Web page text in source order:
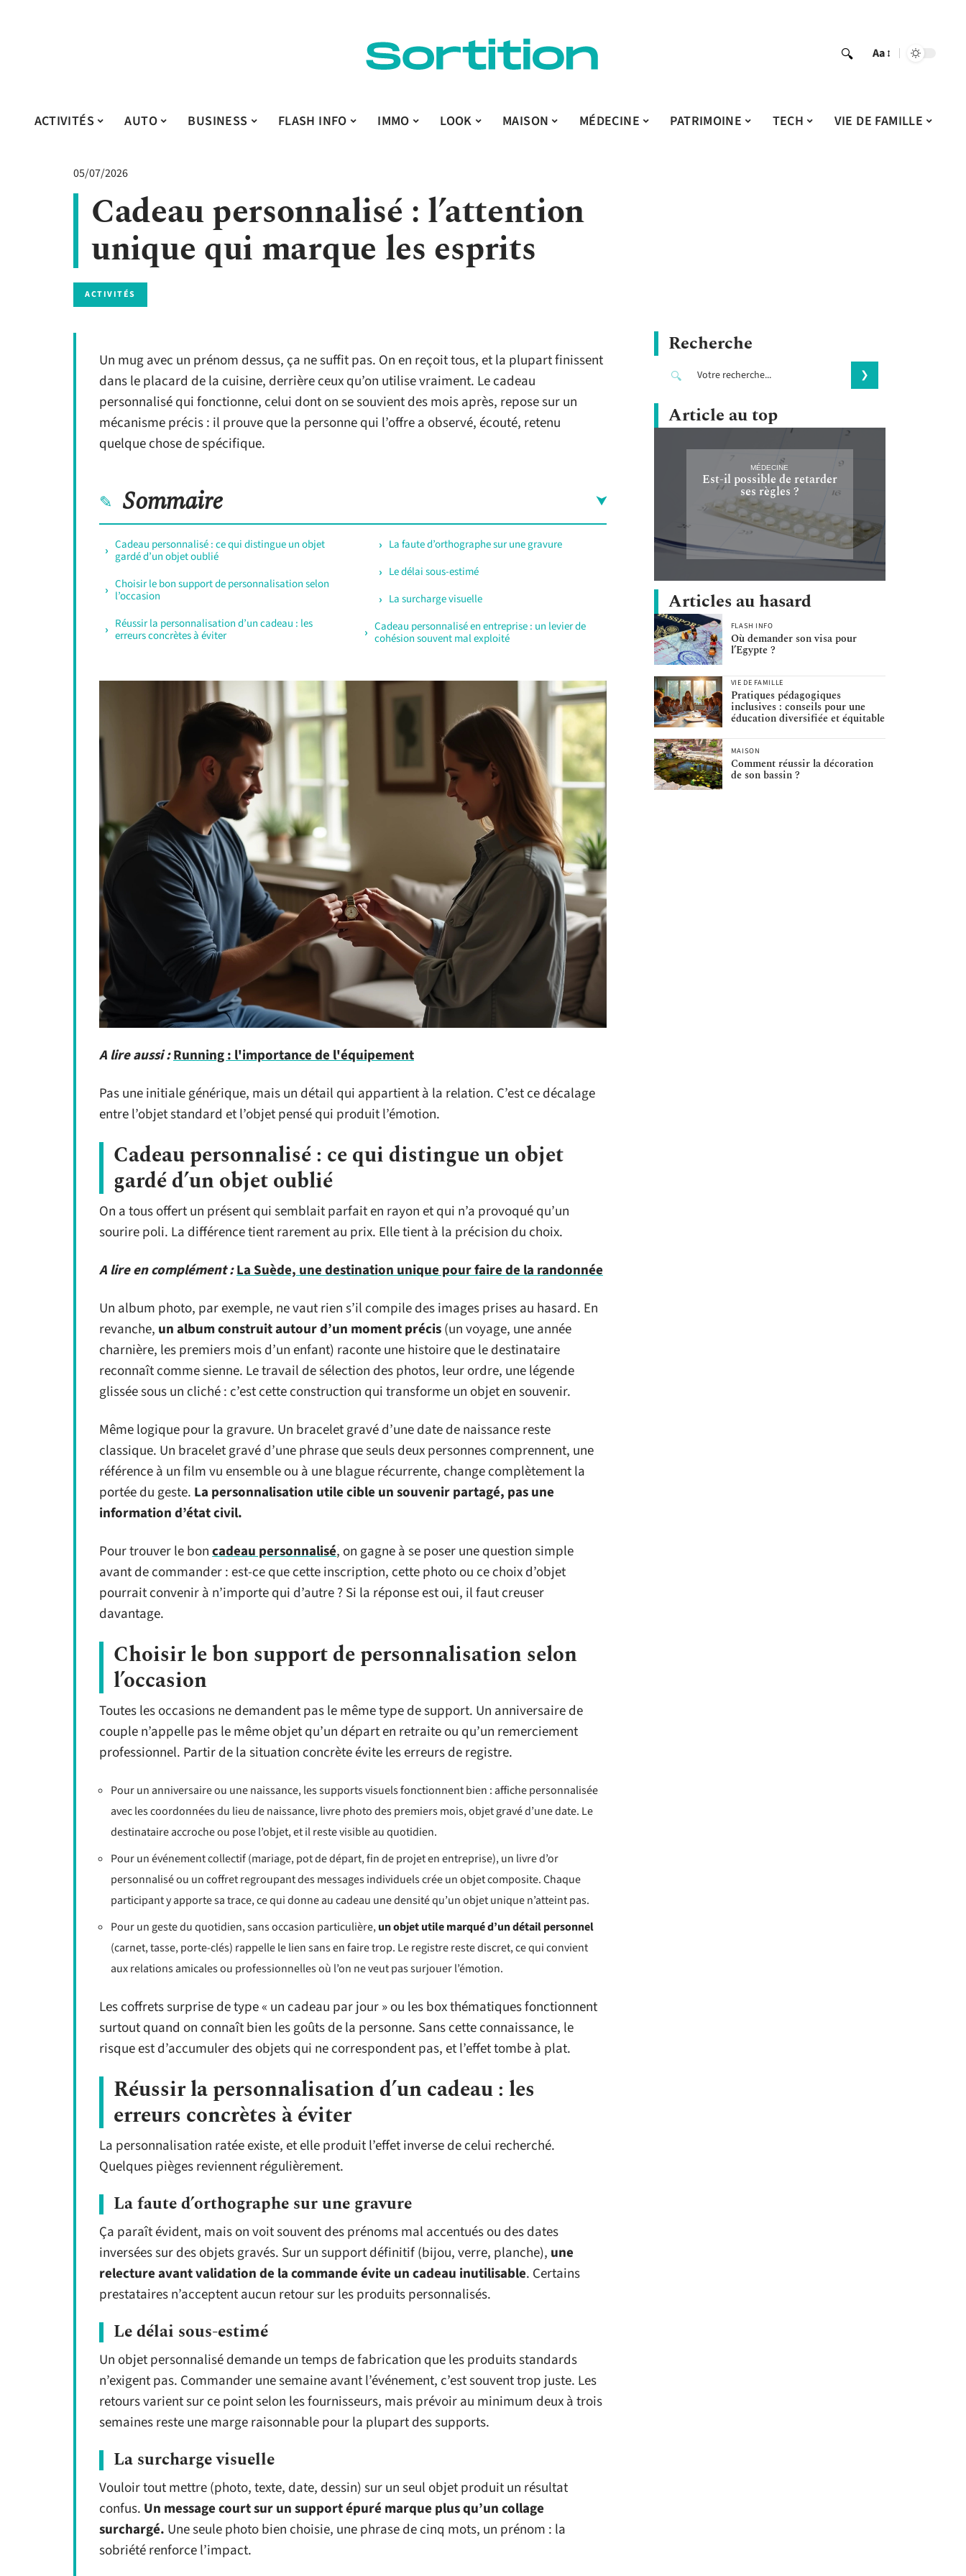
Aa
ACTIVITÉS AUTO BUSINESS FLASH INFO IMMO LOOK MAISON MÉDECINE PATRIMOINE TECH VIE DE FAMILLE
05/07/2026
Cadeau personnalisé : l’attention
unique qui marque les esprits
ACTIVITÉS
Un mug avec un prénom dessus, ça ne suffit pas. On en reçoit tous, et la plupart finissent
dans le placard de la cuisine, derrière ceux qu’on utilise vraiment. Le cadeau
personnalisé qui fonctionne, celui dont on se souvient des mois après, repose sur un
mécanisme précis : il prouve que la personne qui l’offre a observé, écouté, retenu
quelque chose de spécifique.
Sommaire
Cadeau personnalisé : ce qui distingue un objet
gardé d’un objet oublié
Choisir le bon support de personnalisation selon
l’occasion
Réussir la personnalisation d’un cadeau : les
erreurs concrètes à éviter
La faute d’orthographe sur une gravure
Le délai sous-estimé
La surcharge visuelle
Cadeau personnalisé en entreprise : un levier de
cohésion souvent mal exploité
A lire aussi :Running : l'importance de l'équipement
Pas une initiale générique, mais un détail qui appartient à la relation. C’est ce décalage
entre l’objet standard et l’objet pensé qui produit l’émotion.
Cadeau personnalisé : ce qui distingue un objet
gardé d’un objet oublié
On a tous offert un présent qui semblait parfait en rayon et qui n’a provoqué qu’un
sourire poli. La différence tient rarement au prix. Elle tient à la précision du choix.
A lire en complément :La Suède, une destination unique pour faire de la randonnée
Un album photo, par exemple, ne vaut rien s’il compile des images prises au hasard. En
revanche, un album construit autour d’un moment précis(un voyage, une année
charnière, les premiers mois d’un enfant) raconte une histoire que le destinataire
reconnaît comme sienne. Le travail de sélection des photos, leur ordre, une légende
glissée sous un cliché : c’est cette construction qui transforme un objet en souvenir.
Même logique pour la gravure. Un bracelet gravé d’une date de naissance reste
classique. Un bracelet gravé d’une phrase que seuls deux personnes comprennent, une
référence à un film vu ensemble ou à une blague récurrente, change complètement la
portée du geste. La personnalisation utile cible un souvenir partagé, pas une
information d’état civil.
Pour trouver le boncadeau personnalisé, on gagne à se poser une question simple
avant de commander : est-ce que cette inscription, cette photo ou ce choix d’objet
pourrait convenir à n’importe qui d’autre ? Si la réponse est oui, il faut creuser
davantage.
Choisir le bon support de personnalisation selon
l’occasion
Toutes les occasions ne demandent pas le même type de support. Un anniversaire de
couple n’appelle pas le même objet qu’un départ en retraite ou qu’un remerciement
professionnel. Partir de la situation concrète évite les erreurs de registre.
Pour un anniversaire ou une naissance, les supports visuels fonctionnent bien : affiche personnalisée
avec les coordonnées du lieu de naissance, livre photo des premiers mois, objet gravé d’une date. Le
destinataire accroche ou pose l’objet, et il reste visible au quotidien.
Pour un événement collectif (mariage, pot de départ, fin de projet en entreprise), un livre d’or
personnalisé ou un coffret regroupant des messages individuels crée un objet composite. Chaque
participant y apporte sa trace, ce qui donne au cadeau une densité qu’un objet unique n’atteint pas.
Pour un geste du quotidien, sans occasion particulière,un objet utile marqué d’un détail personnel
(carnet, tasse, porte-clés) rappelle le lien sans en faire trop. Le registre reste discret, ce qui convient
aux relations amicales ou professionnelles où l’on ne veut pas surjouer l’émotion.
Les coffrets surprise de type « un cadeau par jour » ou les box thématiques fonctionnent
surtout quand on connaît bien les goûts de la personne. Sans cette connaissance, le
risque est d’accumuler des objets qui ne correspondent pas, et l’effet tombe à plat.
Réussir la personnalisation d’un cadeau : les
erreurs concrètes à éviter
La personnalisation ratée existe, et elle produit l’effet inverse de celui recherché.
Quelques pièges reviennent régulièrement.
La faute d’orthographe sur une gravure
Ça paraît évident, mais on voit souvent des prénoms mal accentués ou des dates
inversées sur des objets gravés. Sur un support définitif (bijou, verre, planche), une
relecture avant validation de la commande évite un cadeau inutilisable. Certains
prestataires n’acceptent aucun retour sur les produits personnalisés.
Le délai sous-estimé
Un objet personnalisé demande un temps de fabrication que les produits standards
n’exigent pas. Commander une semaine avant l’événement, c’est souvent trop juste. Les
retours varient sur ce point selon les fournisseurs, mais prévoir au minimum deux à trois
semaines reste une marge raisonnable pour la plupart des supports.
La surcharge visuelle
Vouloir tout mettre (photo, texte, date, dessin) sur un seul objet produit un résultat
confus. Un message court sur un support épuré marque plus qu’un collage
surchargé. Une seule photo bien choisie, une phrase de cinq mots, un prénom : la
sobriété renforce l’impact.
Recherche
Article au top
MÉDECINE
Est-il possible de retarder
ses règles ?
Articles au hasard
FLASH INFO
Où demander son visa pour
l’Egypte ?
VIE DE FAMILLE
Pratiques pédagogiques
inclusives : conseils pour une
éducation diversifiée et équitable
MAISON
Comment réussir la décoration
de son bassin ?